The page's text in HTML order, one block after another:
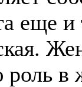
еще
в